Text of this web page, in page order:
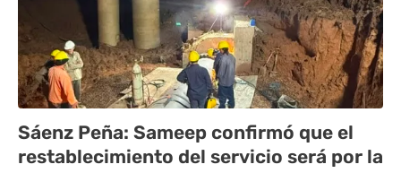
Sáenz Peña: Sameep confirmó que el
restablecimiento del servicio será por la